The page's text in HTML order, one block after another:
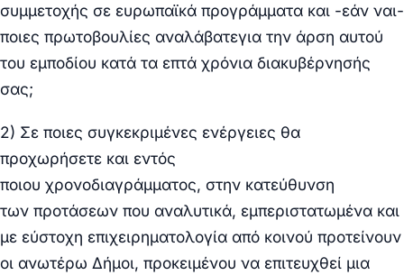
συμμετοχής σε ευρωπαϊκά προγράμματα και -εάν ναι-
ποιες πρωτοβουλίες αναλάβατεγια την άρση αυτού
του εμποδίου κατά τα επτά χρόνια διακυβέρνησής
σας;
2) Σε ποιες συγκεκριμένες ενέργειες θα
προχωρήσετε και εντός
ποιου χρονοδιαγράμματος, στην κατεύθυνση
των προτάσεων που αναλυτικά, εμπεριστατωμένα και
με εύστοχη επιχειρηματολογία από κοινού προτείνουν
οι ανωτέρω Δήμοι, προκειμένου να επιτευχθεί μια